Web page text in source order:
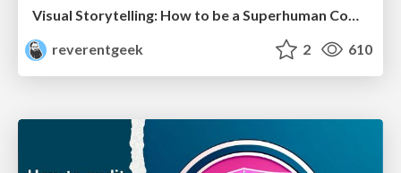
Visual Storytelling: How to be a Superhuman Communicator
reverentgeek
2 610